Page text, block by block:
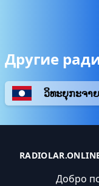
Другие
ວິທະຍຸກະຈາ
Добро